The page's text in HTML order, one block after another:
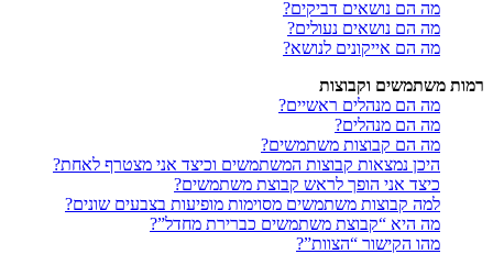
מה הם נושאים דביקים?
מה הם נושאים נעולים?
מה הם אייקונים לנושא?
רמות משתמשים וקבוצות
מה הם מנהלים ראשיים?
מה הם מנהלים?
מה הם קבוצות משתמשים?
היכן נמצאות קבוצות המשתמשים וכיצד אני מצטרף לאחת?
כיצד אני הופך לראש קבוצת משתמשים?
למה קבוצות משתמשים מסוימות מופיעות בצבעים שונים?
מה היא “קבוצת משתמשים כברירת מחדל”?
מהו הקישור “הצוות”?